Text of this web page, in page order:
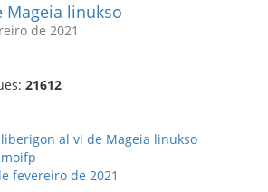
linukso
de 2021
21612
liberigon al vi de Mageia linukso
fevereiro de 2021